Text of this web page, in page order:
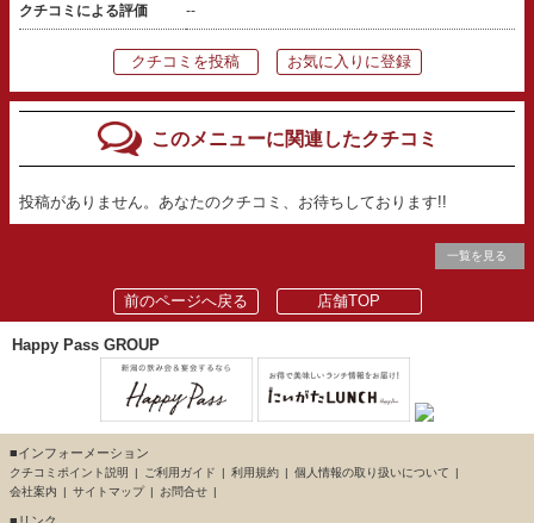
クチコミによる評価 --
クチコミを投稿 お気に入りに登録
このメニューに関連したクチコミ
投稿がありません。あなたのクチコミ、お待ちしております!!
一覧を見る
前のページへ戻る 店舗TOP
Happy Pass GROUP
■インフォーメーション
クチコミポイント説明 ご利用ガイド 利用規約
個人情報の取り扱いについて
会社案内
サイトマップ お問合せ